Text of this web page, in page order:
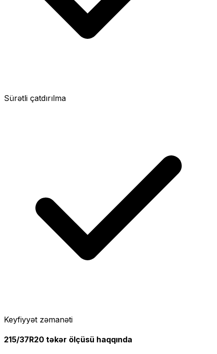
Sürətli çatdırılma
Keyfiyyət zəmanəti
215/37R20 təkər ölçüsü haqqında